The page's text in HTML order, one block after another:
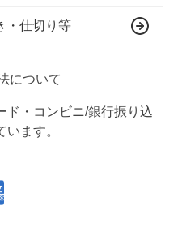
・仕切り等
について
ド・コンビニ/銀行振り込
ます。